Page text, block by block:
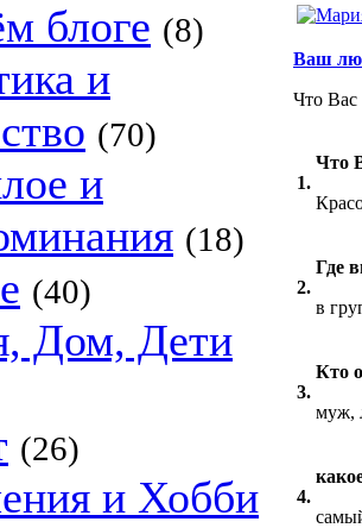
блоге (8)
и
(70)
и
(18)
(40)
Дом, Дети
(26)
и Хобби
Ваш
Что Вас
1.
Что
2.
Где
в
3.
Кто
муж,
4.